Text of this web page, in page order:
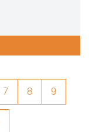
7 8 9